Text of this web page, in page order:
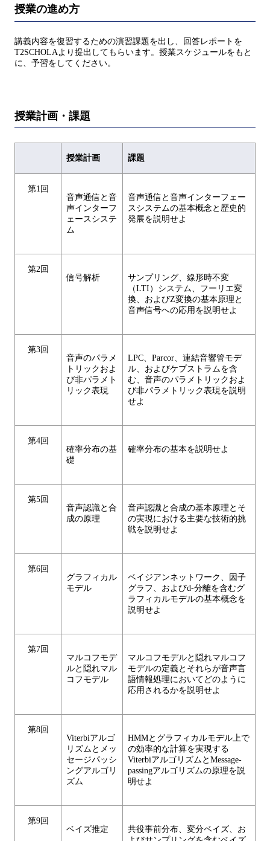
授業の進め方
講義内容を復習するための演習課題を出し、回答レポートを
T2SCHOLAより提出してもらいます。授業スケジュールをもと
に、予習をしてください。
授業計画・課題
授業計画 課題
第1回
音声通信と音
声インターフ
ェースシステ
ム
音声通信と音声インターフェー
スシステムの基本概念と歴史的
発展を説明せよ
第2回
信号解析
サンプリング、線形時不変
（LTI）システム、フーリエ変
換、およびZ変換の基本原理と
音声信号への応用を説明せよ
第3回
音声のパラメ
トリックおよ
び非パラメト
リック表現
LPC、Parcor、連結音響管モデ
ル、およびケプストラムを含
む、音声のパラメトリックおよ
び非パラメトリック表現を説明
せよ
第4回
確率分布の基
礎
確率分布の基本を説明せよ
第5回
音声認識と合
成の原理
音声認識と合成の基本原理とそ
の実現における主要な技術的挑
戦を説明せよ
第6回
グラフィカル
モデル
ベイジアンネットワーク、因子
グラフ、およびd-分離を含むグ
ラフィカルモデルの基本概念を
説明せよ
第7回
マルコフモデ
ルと隠れマル
コフモデル
マルコフモデルと隠れマルコフ
モデルの定義とそれらが音声言
語情報処理においてどのように
応用されるかを説明せよ
第8回
Viterbiアルゴ
リズムとメッ
セージパッシ
ングアルゴリ
ズム
HMMとグラフィカルモデル上で
の効率的な計算を実現する
ViterbiアルゴリズムとMessage-
passingアルゴリズムの原理を説
明せよ
第9回
ベイズ推定
共役事前分布、変分ベイズ、お